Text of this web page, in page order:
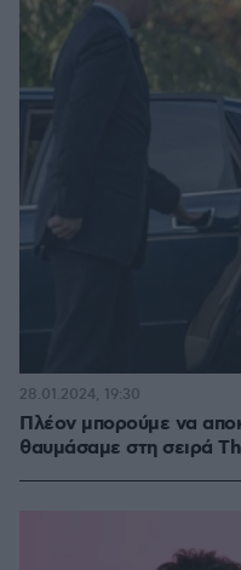
Πλέον μπορούμε να
θαυμάσαμε στη σειρά
28.01.2024, 19:30